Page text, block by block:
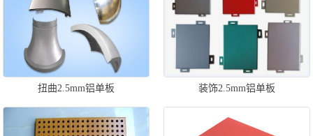
扭曲2.5mm铝单板 装饰2.5mm铝单板